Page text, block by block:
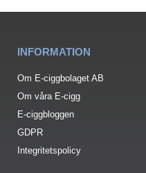
INFORMATION
Om E-ciggbolaget AB
Om våra E-cigg
E-ciggbloggen
GDPR
Integritetspolicy